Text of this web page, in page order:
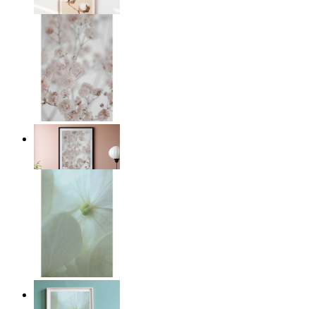
14,95 €
Light Pink Flowers
Ab
14,95 €
Whispered Light